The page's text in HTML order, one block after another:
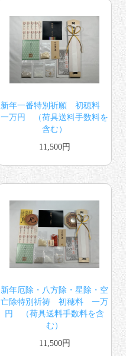
新年一番特別祈願 初穂料
一万円 （荷具送料手数料を
含む）
11,500円
新年厄除・八方除・星除・空
亡除特別祈祷 初穂料 一万
円 （荷具送料手数料を含
む）
11,500円